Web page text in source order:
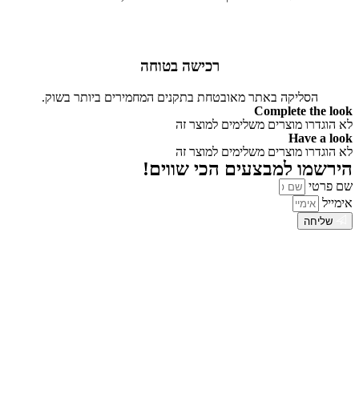
רכישה בטוחה
הסליקה באתר מאובטחת בתקנים המחמירים ביותר בשוק.
Complete the look
לא הוגדרו מוצרים משלימים למוצר זה
Have a look
לא הוגדרו מוצרים משלימים למוצר זה
הירשמו למבצעים הכי שווים!
שם פרטי
אימייל
שליחה